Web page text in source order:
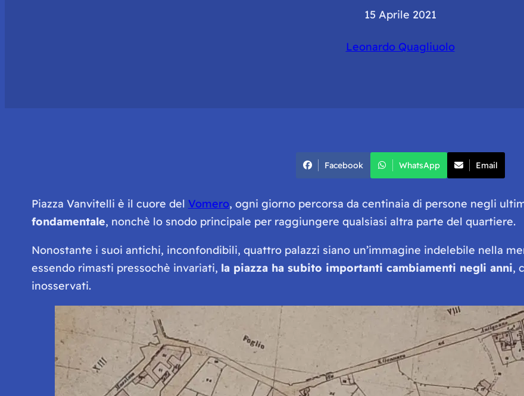
15 Aprile 2021
Leonardo Quagliuolo
Facebook WhatsApp Email
Piazza Vanvitelli è il cuore del Vomero, ogni giorno percorsa da centinaia di persone negli
fondamentale, nonchè lo snodo principale per raggiungere qualsiasi altra parte del quartiere.
Nonostante i suoi antichi, inconfondibili, quattro palazzi siano un’immagine indelebile nella
essendo rimasti pressochè invariati, la piazza ha subito importanti cambiamenti negli anni,
inosservati.